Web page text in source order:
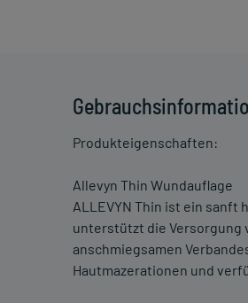
Produkteigenschaften:
Allevyn Thin Wundauflage
ALLEVYN Thin ist ein sanft
unterstützt die Versorgung
anschmiegsamen
Hautmazerationen und